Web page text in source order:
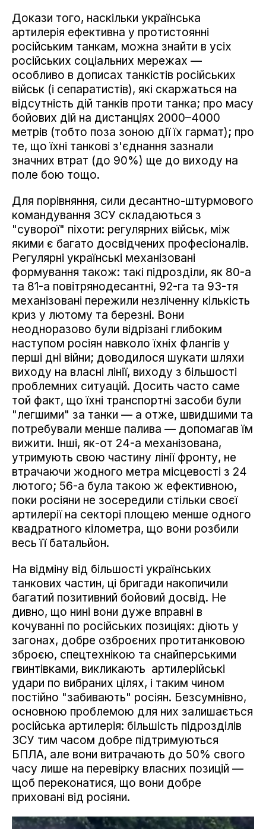
Докази того, наскільки українська
артилерія ефективна у протистоянні
російським танкам, можна знайти в усіх
російських соціальних мережах —
особливо в дописах танкістів російських
військ (і сепаратистів), які скаржаться на
відсутність дій танків проти танка; про масу
бойових дій на дистанціях 2000–4000
метрів (тобто поза зоною дії їх гармат); про
те, що їхні танкові з'єднання зазнали
значних втрат (до 90%) ще до виходу на
поле бою тощо.
Для порівняння, сили десантно-штурмового
командування ЗСУ складаються з
"суворої" піхоти: регулярних військ, між
якими є багато досвідчених професіоналів.
Регулярні українські механізовані
формування також: такі підрозділи, як 80-а
та 81-а повітрянодесантні, 92-га та 93-тя
механізовані пережили незліченну кількість
криз у лютому та березні. Вони
неодноразово були відрізані глибоким
наступом росіян навколо їхніх флангів у
перші дні війни; доводилося шукати шляхи
виходу на власні лінії, виходу з більшості
проблемних ситуацій. Досить часто саме
той факт, що їхні транспортні засоби були
"легшими" за танки — а отже, швидшими та
потребували менше палива — допомагав їм
вижити. Інші, як-от 24-а механізована,
утримують свою частину лінії фронту, не
втрачаючи жодного метра місцевості з 24
лютого; 56-а була такою ж ефективною,
поки росіяни не зосередили стільки своєї
артилерії на секторі площею менше одного
квадратного кілометра, що вони розбили
весь її батальйон.
На відміну від більшості українських
танкових частин, ці бригади накопичили
багатий позитивний бойовий досвід. Не
дивно, що нині вони дуже вправні в
кочуванні по російських позиціях: діють у
загонах, добре озброєних протитанковою
зброєю, спецтехнікою та снайперськими
гвинтівками, викликають артилерійські
удари по вибраних цілях, і таким чином
постійно "забивають" росіян. Безсумнівно,
основною проблемою для них залишається
російська артилерія: більшість підрозділів
ЗСУ тим часом добре підтримуються
БПЛА, але вони витрачають до 50% свого
часу лише на перевірку власних позицій —
щоб переконатися, що вони добре
приховані від росіяни.